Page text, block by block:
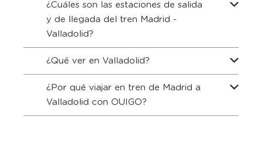
¿Cuáles son las estaciones de salida
y de llegada del tren Madrid -
Valladolid?
¿Qué ver en Valladolid?
¿Por qué viajar en tren de Madrid a
Valladolid con OUIGO?